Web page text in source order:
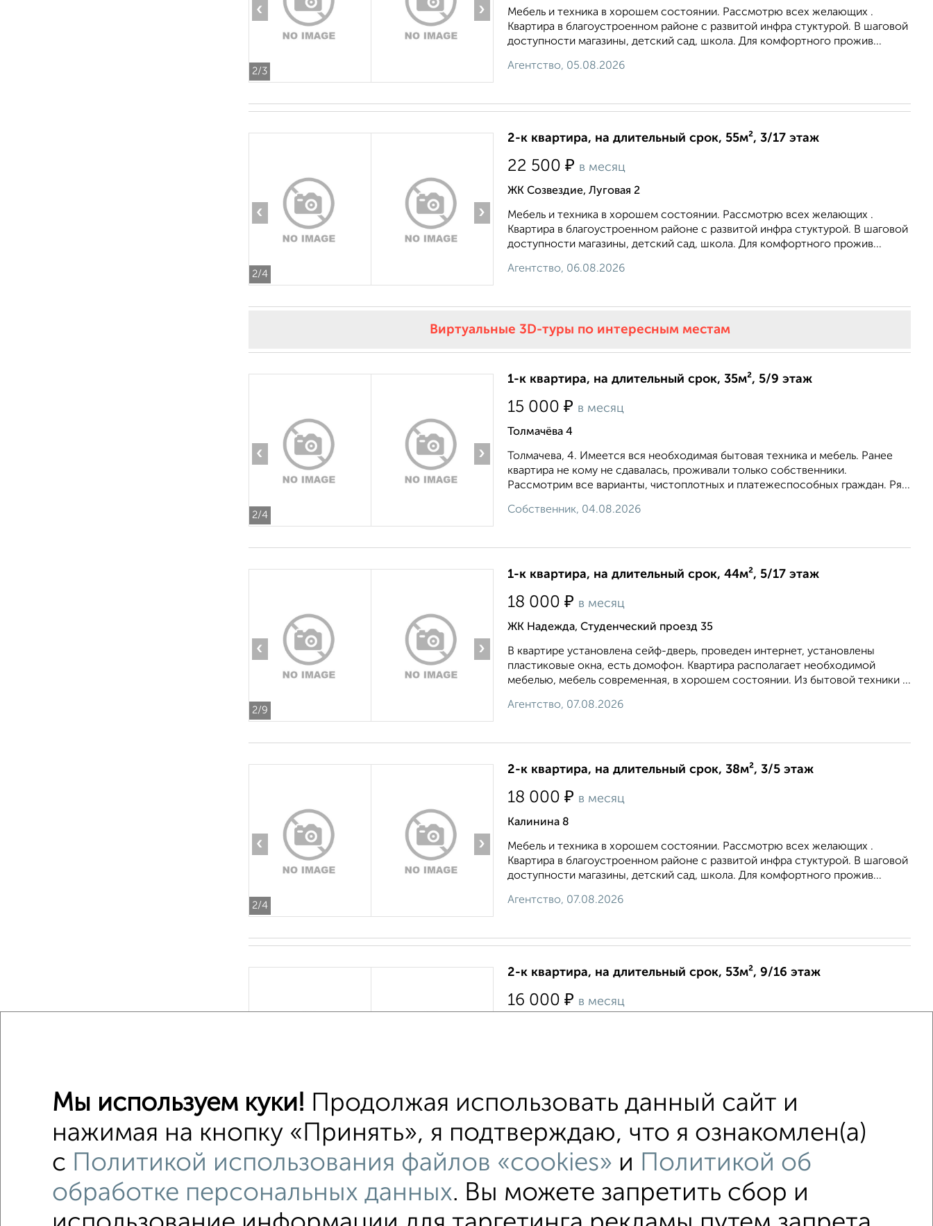
2/3
‹ ›
Мебель и техника в хорошем состоянии. Рассмотрю всех желающих .
Квартира в благоустроенном районе с развитой инфра стуктурой. В шаговой
доступности магазины, детский сад, школа. Для комфортного прожив...
Агентство, 05.08.2026
2/4
‹ ›
2-к квартира, на длительный срок, 55м², 3/17 этаж
22 500 ₽ в месяц
ЖК Созвездие, Луговая 2
Мебель и техника в хорошем состоянии. Рассмотрю всех желающих .
Квартира в благоустроенном районе с развитой инфра стуктурой. В шаговой
доступности магазины, детский сад, школа. Для комфортного прожив...
Агентство, 06.08.2026
Виртуальные 3D-туры по интересным местам
2/4
‹ ›
1-к квартира, на длительный срок, 35м², 5/9 этаж
15 000 ₽ в месяц
Толмачёва 4
Толмачева, 4. Имеется вся необходимая бытовая техника и мебель. Ранее
квартира не кому не сдавалась, проживали только собственники.
Рассмотрим все варианты, чистоплотных и платежеспособных граждан. Ря...
Собственник, 04.08.2026
2/9
‹ ›
1-к квартира, на длительный срок, 44м², 5/17 этаж
18 000 ₽ в месяц
ЖК Надежда, Студенческий проезд 35
В квартире установлена сейф-дверь, проведен интернет, установлены
пластиковые окна, есть домофон. Квартира располагает необходимой
мебелью, мебель современная, в хорошем состоянии. Из бытовой техники ...
Агентство, 07.08.2026
2/4
‹ ›
2-к квартира, на длительный срок, 38м², 3/5 этаж
18 000 ₽ в месяц
Калинина 8
Мебель и техника в хорошем состоянии. Рассмотрю всех желающих .
Квартира в благоустроенном районе с развитой инфра стуктурой. В шаговой
доступности магазины, детский сад, школа. Для комфортного прожив...
Агентство, 07.08.2026
2/7
2-к квартира, на длительный срок, 53м², 9/16 этаж
16 000 ₽ в месяц
Агентство, 07.08.2026
1 / 1
Мы используем куки! Продолжая использовать данный сайт и
нажимая на кнопку «Принять», я подтверждаю, что я ознакомлен(а)
с
Политикой использования файлов «cookies» и
Политикой об
обработке персональных данных. Вы можете запретить сбор и